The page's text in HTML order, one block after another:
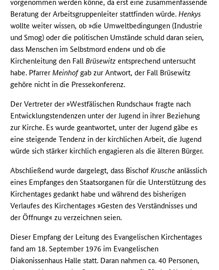
vorgenommen werden könne, da erst eine zusammenfassende
Beratung der Arbeitsgruppenleiter stattfinden würde. Henkys
wollte weiter wissen, ob »die Umweltbedingungen (Industrie
und Smog) oder die politischen Umstände schuld daran seien,
dass Menschen im Selbstmord enden« und ob die
Kirchenleitung den FallBrüsewitz entsprechend untersucht
habe. PfarrerMeinhofgab zur Antwort, der Fall Brüsewitz
gehöre nicht in die Pressekonferenz.
Der Vertreter der »Westfälischen Rundschau« fragte nach
Entwicklungstendenzen unter der Jugend in ihrer Beziehung
zur Kirche. Es wurde geantwortet, unter der Jugend gäbe es
eine steigende Tendenz in der kirchlichen Arbeit, die Jugend
würde sich stärker kirchlich engagieren als die älteren Bürger.
Abschließend wurde dargelegt, dass BischofKrusche anlässlich
eines Empfanges den Staatsorganen für die Unterstützung des
Kirchentages gedankt habe und während des bisherigen
Verlaufes des Kirchentages »Gesten des Verständnisses und
der Öffnung« zu verzeichnen seien.
Dieser Empfang der Leitung des Evangelischen Kirchentages
fand am 18. September 1976 im Evangelischen
Diakonissenhaus Halle statt. Daran nahmen ca. 40 Personen,